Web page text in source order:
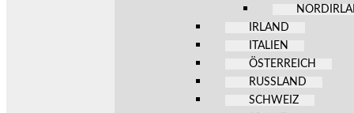
IRLAND
ITALIEN
ÖSTERREICH
RUSSLAND
SCHWEIZ